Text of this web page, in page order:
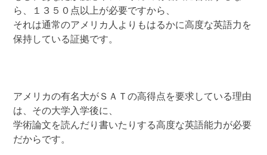
ら、１３５０点以上が必要ですから、
それは通常のアメリカ人よりもはるかに高度な英語力を
保持している証拠です。
アメリカの有名大がＳＡＴの高得点を要求している理由
は、その大学入学後に、
学術論文を読んだり書いたりする高度な英語能力が必要
だからです。